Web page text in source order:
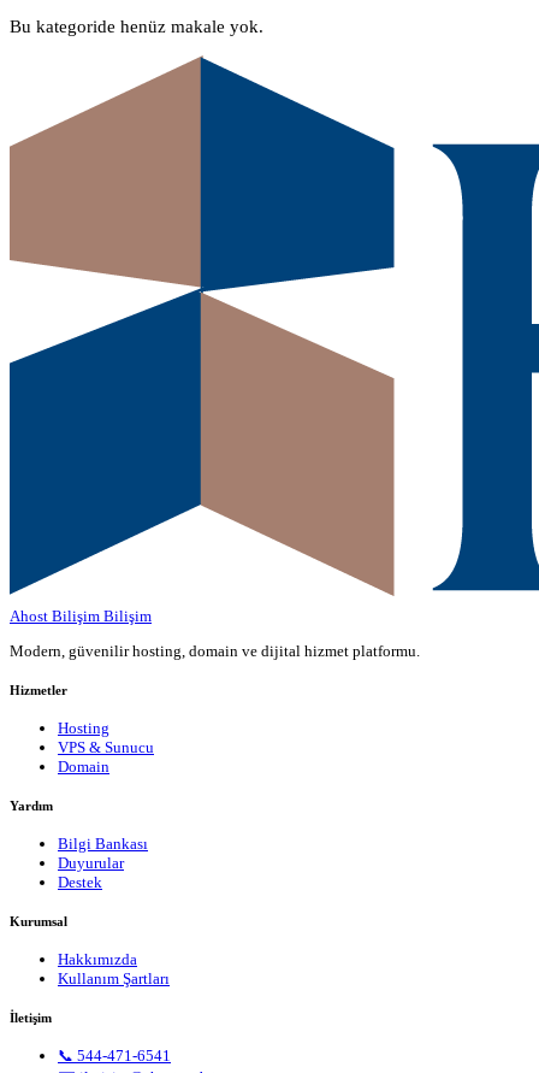
Bu kategoride henüz makale yok.
Ahost Bilişim Bilişim
Modern, güvenilir hosting, domain ve dijital hizmet platformu.
Hizmetler
Hosting
VPS & Sunucu
Domain
Yardım
Bilgi Bankası
Duyurular
Destek
Kurumsal
Hakkımızda
Kullanım Şartları
İletişim
📞 544-471-6541